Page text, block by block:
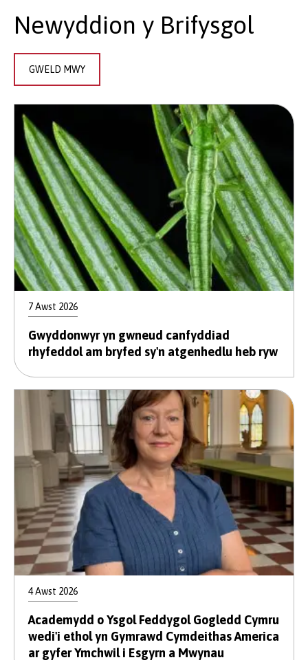
Newyddion y Brifysgol
GWELD MWY
7 Awst 2026
Gwyddonwyr yn gwneud canfyddiad
rhyfeddol am bryfed sy'n atgenhedlu heb ryw
4 Awst 2026
Academydd o Ysgol Feddygol Gogledd Cymru
wedi'i ethol yn Gymrawd Cymdeithas America
ar gyfer Ymchwil i Esgyrn a Mwynau